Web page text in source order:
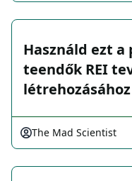
Használd ezt
teendők REI
létrehozásához
The Mad Scientist